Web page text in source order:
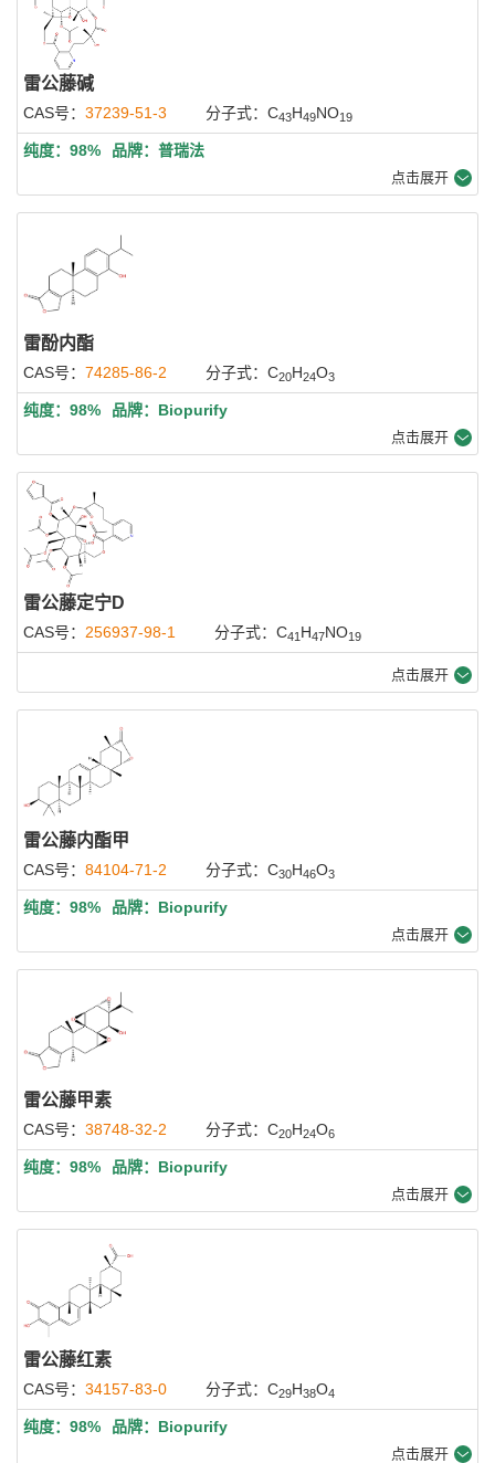
雷公藤碱
CAS号： 37239-51-3 分子式：C43H49NO19
纯度：98% 品牌：普瑞法
点击展开
雷酚内酯
CAS号： 74285-86-2 分子式：C20H24O3
纯度：98% 品牌：Biopurify
点击展开
雷公藤定宁D
CAS号： 256937-98-1 分子式：C41 H47NO19
点击展开
雷公藤内酯甲
CAS号： 84104-71-2 分子式：C30H46O3
纯度：98% 品牌：Biopurify
点击展开
雷公藤甲素
CAS号： 38748-32-2 分子式：C20H24O6
纯度：98% 品牌：Biopurify
点击展开
雷公藤红素
CAS号： 34157-83-0 分子式：C29H38O4
纯度：98% 品牌：Biopurify
点击展开